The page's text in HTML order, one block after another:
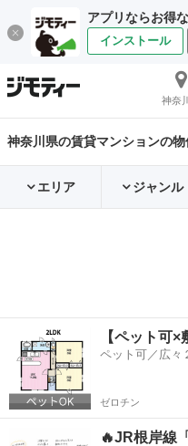
アプリならお得
インストール
神奈
神奈川県の賃貸マンションの
エリア ジャンル
【ペット可
ペット可／広々
ゼロチン
🔥JR根岸線